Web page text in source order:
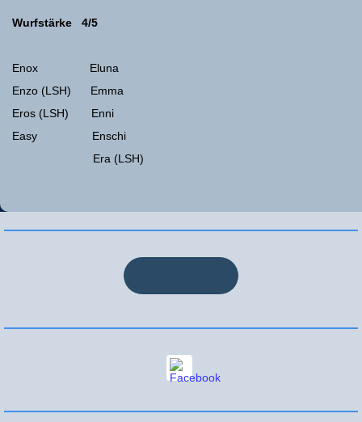
Wurfstärke 4/5
Enox Eluna
Enzo (LSH) Emma
Eros (LSH) Enni
Easy Enschi
Era (LSH)